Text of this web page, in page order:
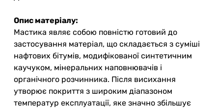
Опис матеріалу:
Мастика являє собою повністю готовий до
застосування матеріал, що складається з суміші
нафтових бітумів, модифікованої синтетичним
каучуком, мінеральних наповнювачів і
органічного розчинника. Після висихання
утворює покриття з широким діапазоном
температур експлуатації, яке значно збільшує